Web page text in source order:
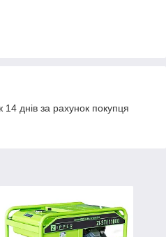
днів за рахунок покупця